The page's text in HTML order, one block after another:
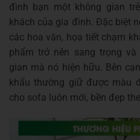
đình bạn một không gian
khách của gia đình. Đặc biệt
các hoa văn, họa tiết chạm
phẩm trở nên sang trọng
gian mà nó hiện hữu. Bên
khẩu thường giữ được màu
cho sofa luôn mới, bền đẹp